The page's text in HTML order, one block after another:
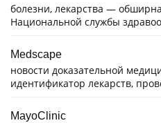
болезни, лекарства —
Национальной службы
Medscape
новости доказательной
идентификатор лекарств,
MayoClinic